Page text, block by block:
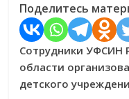
Поделитесь
Сотрудники УФСИН
области
детского